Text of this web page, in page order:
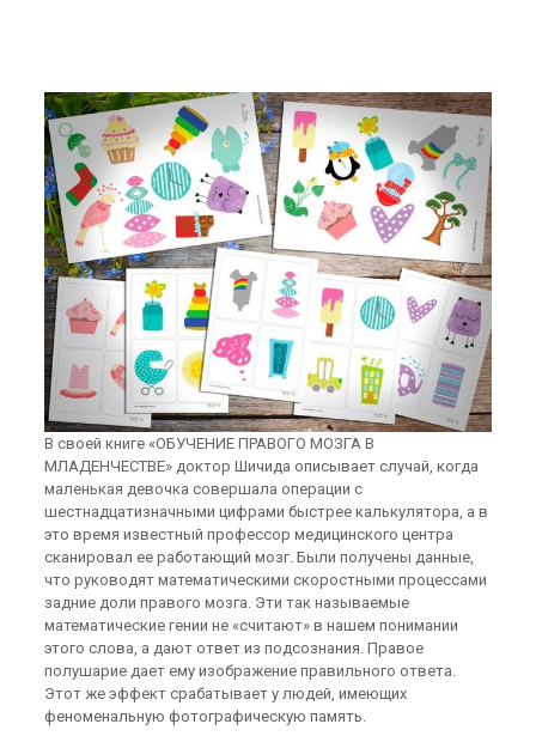
В своей книге «ОБУЧЕНИЕ ПРАВОГО МОЗГА В
МЛАДЕНЧЕСТВЕ» доктор Шичида описывает случай, когда
маленькая девочка совершала операции с
шестнадцатизначными цифрами быстрее калькулятора, а в
это время известный профессор медицинского центра
сканировал ее работающий мозг. Были получены данные,
что руководят математическими скоростными процессами
задние доли правого мозга. Эти так называемые
математические гении не «считают» в нашем понимании
этого слова, а дают ответ из подсознания. Правое
полушарие дает ему изображение правильного ответа.
Этот же эффект срабатывает у людей, имеющих
феноменальную фотографическую память.